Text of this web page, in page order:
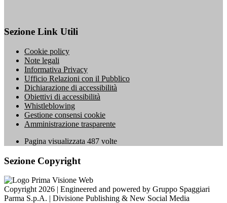
Sezione Link Utili
Cookie policy
Note legali
Informativa Privacy
Ufficio Relazioni con il Pubblico
Dichiarazione di accessibilità
Obiettivi di accessibilità
Whistleblowing
Gestione consensi cookie
Amministrazione trasparente
Pagina visualizzata 487 volte
Sezione Copyright
Copyright 2026 | Engineered and powered by Gruppo Spaggiari
Parma S.p.A. | Divisione Publishing & New Social Media